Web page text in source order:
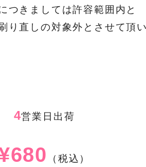
つきましては許容範囲内と
り直しの対象外とさせて頂
4営業日出荷
（税込）